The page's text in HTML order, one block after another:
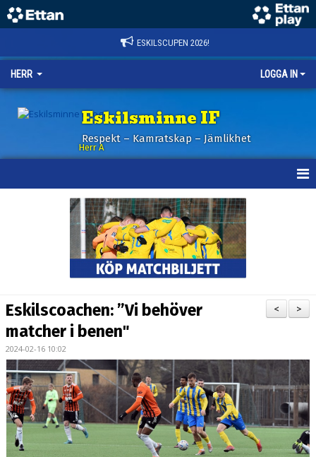
ESKILSCUPEN 2026!
HERR LOGGA IN
Eskilsminne IF
Respekt – Kamratskap – Jämlikhet
Herr A
BILDGALLERI
KONTAKT
MATCHER
ETTAN SÖDRA
>
<
Eskilscoachen: ”Vi behöver
matcher i benen"
2024-02-16 10:02